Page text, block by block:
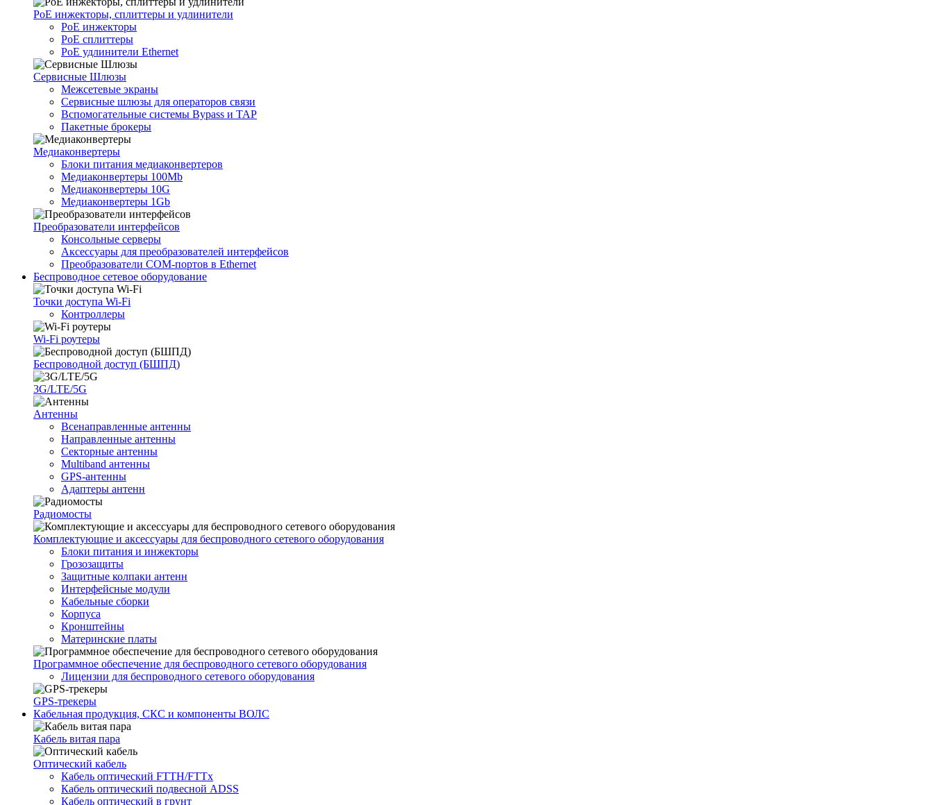
PoE инжекторы, сплиттеры и удлинители
PoE инжекторы
PoE сплиттеры
PoE удлинители Ethernet
Сервисные Шлюзы
Межсетевые экраны
Сервисные шлюзы для операторов связи
Вспомогательные системы Bypass и TAP
Пакетные брокеры
Медиаконвертеры
Блоки питания медиаконвертеров
Медиаконвертеры 100Mb
Медиаконвертеры 10G
Медиаконвертеры 1Gb
Преобразователи интерфейсов
Консольные серверы
Аксессуары для преобразователей интерфейсов
Преобразователи COM-портов в Ethernet
Беспроводное сетевое оборудование
Точки доступа Wi-Fi
Контроллеры
Wi-Fi роутеры
Беспроводной доступ (БШПД)
3G/LTE/5G
Антенны
Всенаправленные антенны
Направленные антенны
Секторные антенны
Multiband антенны
GPS-антенны
Адаптеры антенн
Радиомосты
Комплектующие и аксессуары для беспроводного сетевого оборудования
Блоки питания и инжекторы
Грозозащиты
Защитные колпаки антенн
Интерфейсные модули
Кабельные сборки
Корпуса
Кронштейны
Материнские платы
Программное обеспечение для беспроводного сетевого оборудования
Лицензии для беспроводного сетевого оборудования
GPS-трекеры
Кабельная продукция, СКС и компоненты ВОЛС
Кабель витая пара
Оптический кабель
Кабель оптический FTTH/FTTx
Кабель оптический подвесной ADSS
Кабель оптический в грунт